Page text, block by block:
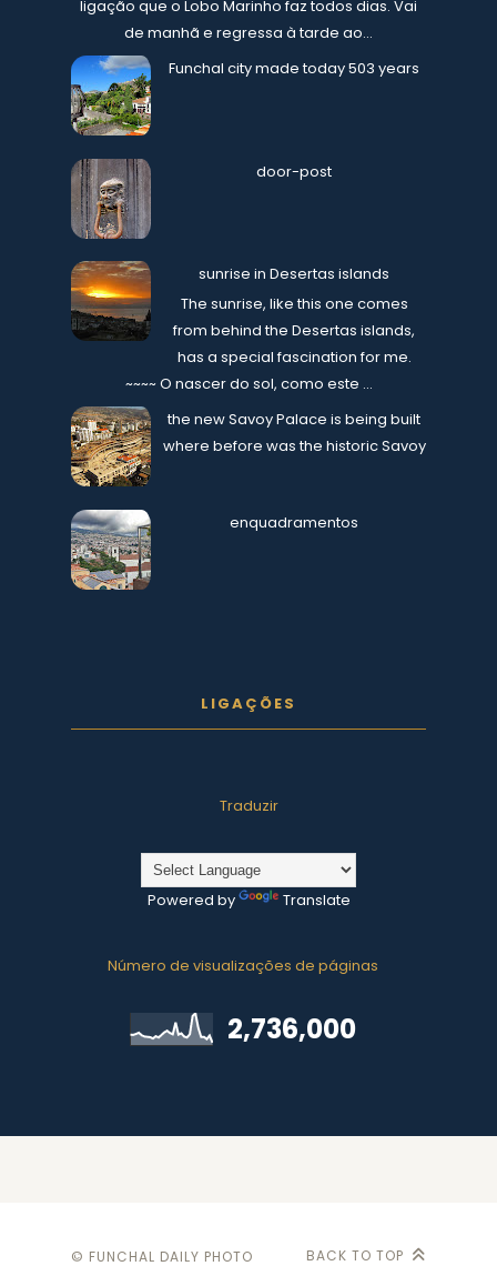
ligação que o Lobo Marinho faz todos dias. Vai
de manhã e regressa à tarde ao...
Funchal city made today 503 years
door-post
sunrise in Desertas islands
The sunrise, like this one comes
from behind the Desertas islands,
has a special fascination for me.
~~~~ O nascer do sol, como este ...
the new Savoy Palace is being built
where before was the historic Savoy
enquadramentos
LIGAÇÕES
Traduzir
Powered by Translate
Número de visualizações de páginas
2,736,000
© FUNCHAL DAILY PHOTO BACK TO TOP